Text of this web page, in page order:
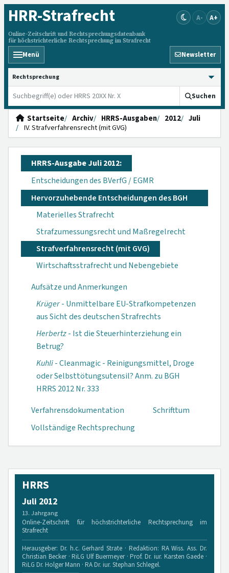
HRR-Strafrecht
Online-Zeitschrift und Rechtsprechungsdatenbank
für höchstrichterliche Rechtsprechung im Strafrecht
A- A+
Menü Newsletter
HRRS durchsuchen
Suchen
Startseite Archiv HRRS-Ausgaben 2012
Juli
IV. Strafverfahrensrecht (mit GVG)
HRRS-Ausgabe Juli 2012:
Entscheidungen des BVerfG / EGMR
Hervorzuhebende Entscheidungen des BGH
Materielles Strafrecht
Strafzumessungsrecht und Maßregelrecht
Strafverfahrensrecht (mit GVG)
Wirtschaftsstrafrecht und Nebengebiete
Aufsätze und Anmerkungen
Krüger- Unmittelbare EU-Strafkompetenzen
aus Sicht des deutschen Strafrechts
Herbertz- Ist die Steuerhinterziehung ein
Betrug?
Kuhli- Cleanmagic - Reinigungsmittel, Droge
oder Selbsttötungs­utensil? Anm. zu BGH
HRRS 2012 Nr. 333
Verfahrensdokumen­tation
Schrifttum
Vollständige Rechtsprechung
HRRS
Juli 2012
13. Jahrgang
Online-Zeitschrift für höchstrichterliche Rechtsprechung im
Strafrecht
Herausgeber: Dr. h.c. Gerhard Strate · Redaktion: RA Wiss. Ass. Dr.
Christian Becker · RiLG Ulf Buermeyer · Prof. Dr. iur. Karsten Gaede ·
RiLG Dr. Holger Mann · RA Dr. iur. Stephan Schlegel.